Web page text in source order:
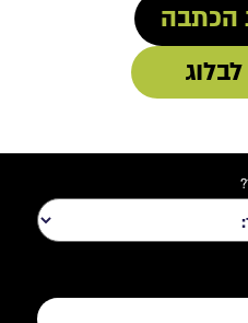
הכתבה